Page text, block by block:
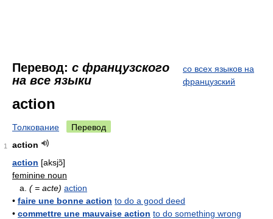
Перевод: с французского
на все языки
со всех языков на
французский
action
Толкование Перевод
1
action
action [aksjɔ̃]
feminine noun
a. ( = acte) action
• faire une bonne action to do a good deed
• commettre une mauvaise action to do something wrong